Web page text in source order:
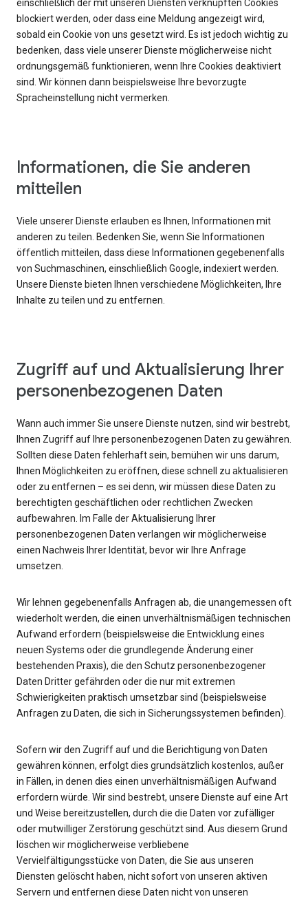
einschließlich der mit unseren Diensten verknüpften Cookies
blockiert werden, oder dass eine Meldung angezeigt wird,
sobald ein Cookie von uns gesetzt wird. Es ist jedoch wichtig zu
bedenken, dass viele unserer Dienste möglicherweise nicht
ordnungsgemäß funktionieren, wenn Ihre Cookies deaktiviert
sind. Wir können dann beispielsweise Ihre bevorzugte
Spracheinstellung nicht vermerken.
Informationen, die Sie anderen
mitteilen
Viele unserer Dienste erlauben es Ihnen, Informationen mit
anderen zu teilen. Bedenken Sie, wenn Sie Informationen
öffentlich mitteilen, dass diese Informationen gegebenenfalls
von Suchmaschinen, einschließlich Google, indexiert werden.
Unsere Dienste bieten Ihnen verschiedene Möglichkeiten, Ihre
Inhalte zu teilen und zu entfernen.
Zugriff auf und Aktualisierung Ihrer
personenbezogenen Daten
Wann auch immer Sie unsere Dienste nutzen, sind wir bestrebt,
Ihnen Zugriff auf Ihre personenbezogenen Daten zu gewähren.
Sollten diese Daten fehlerhaft sein, bemühen wir uns darum,
Ihnen Möglichkeiten zu eröffnen, diese schnell zu aktualisieren
oder zu entfernen – es sei denn, wir müssen diese Daten zu
berechtigten geschäftlichen oder rechtlichen Zwecken
aufbewahren. Im Falle der Aktualisierung Ihrer
personenbezogenen Daten verlangen wir möglicherweise
einen Nachweis Ihrer Identität, bevor wir Ihre Anfrage
umsetzen.
Wir lehnen gegebenenfalls Anfragen ab, die unangemessen oft
wiederholt werden, die einen unverhältnismäßigen technischen
Aufwand erfordern (beispielsweise die Entwicklung eines
neuen Systems oder die grundlegende Änderung einer
bestehenden Praxis), die den Schutz personenbezogener
Daten Dritter gefährden oder die nur mit extremen
Schwierigkeiten praktisch umsetzbar sind (beispielsweise
Anfragen zu Daten, die sich in Sicherungssystemen befinden).
Sofern wir den Zugriff auf und die Berichtigung von Daten
gewähren können, erfolgt dies grundsätzlich kostenlos, außer
in Fällen, in denen dies einen unverhältnismäßigen Aufwand
erfordern würde. Wir sind bestrebt, unsere Dienste auf eine Art
und Weise bereitzustellen, durch die die Daten vor zufälliger
oder mutwilliger Zerstörung geschützt sind. Aus diesem Grund
löschen wir möglicherweise verbliebene
Vervielfältigungsstücke von Daten, die Sie aus unseren
Diensten gelöscht haben, nicht sofort von unseren aktiven
Servern und entfernen diese Daten nicht von unseren